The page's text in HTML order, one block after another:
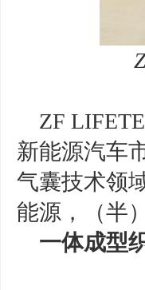
ZF
新能源汽车
气囊技术领
能源，（半
一体成型